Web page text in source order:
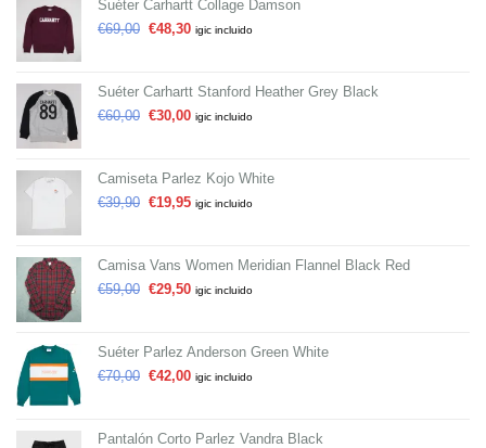
Suéter Carhartt Collage Damson
€69,00 €48,30 igic incluido
Suéter Carhartt Stanford Heather Grey Black
€60,00 €30,00 igic incluido
Camiseta Parlez Kojo White
€39,90 €19,95 igic incluido
Camisa Vans Women Meridian Flannel Black Red
€59,00 €29,50 igic incluido
Suéter Parlez Anderson Green White
€70,00 €42,00 igic incluido
Pantalón Corto Parlez Vandra Black